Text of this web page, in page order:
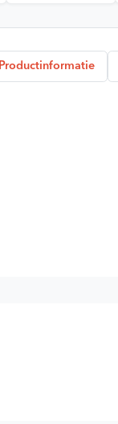
Productinformatie